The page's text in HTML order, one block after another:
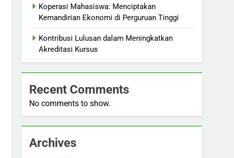
Koperasi Mahasiswa: Menciptakan
Kemandirian Ekonomi di Perguruan Tinggi
Kontribusi Lulusan dalam Meningkatkan
Akreditasi Kursus
Recent Comments
No comments to show.
Archives